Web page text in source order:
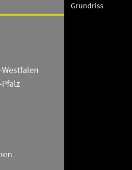
Grundriss